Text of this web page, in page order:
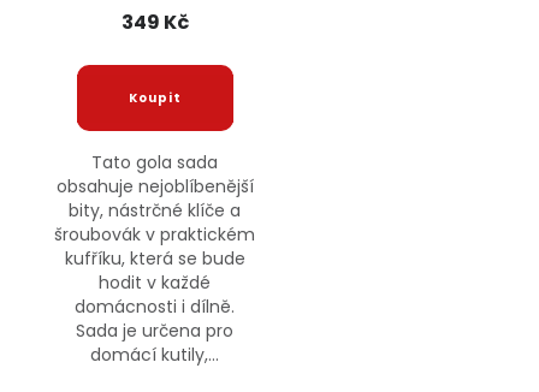
349 Kč
Tato gola sada
obsahuje nejoblíbenější
bity, nástrčné klíče a
šroubovák v praktickém
kufříku, která se bude
hodit v každé
domácnosti i dílně.
Sada je určena pro
domácí kutily,...